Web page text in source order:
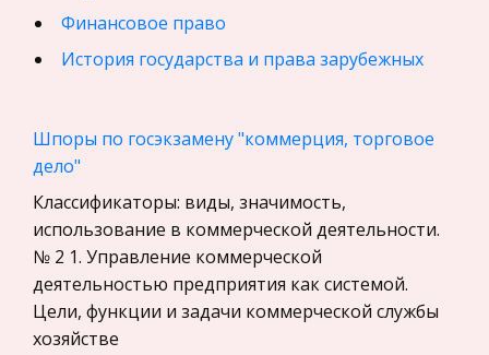
Финансовое право
История государства и права зарубежных
Физика
Искусство, Культура, Литература
Компьютерные сети
Материаловедение
Авиация
Программирование, Базы данных
Шпоры по госэкзамену "коммерция, торговое
дело"
Классификаторы: виды, значимость,
использование в коммерческой деятельности.
№ 2 1. Управление коммерческой
деятельностью предприятия как системой.
Цели, функции и задачи коммерческой службы
хозяйстве